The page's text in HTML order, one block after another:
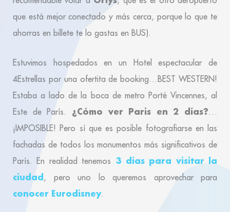
que está mejor conectado y más cerca, porque lo que te
ahorras en billete te lo gastas en BUS).
Estuvimos hospedados en un Hotel espectacular de
4Estrellas por una ofertita de booking…BEST WESTERN!
Estaba a lado de la boca de metro Porté Vincennes, al
Este de París. ¿Cómo ver Paris en 2 días?…
¡IMPOSIBLE! Pero sí que es posible fotografiarse en las
fachadas de todos los monumentos más significativos de
París. En realidad tenemos 3 días para visitar la
ciudad, pero uno lo queremos aprovechar para
conocer Eurodisney.